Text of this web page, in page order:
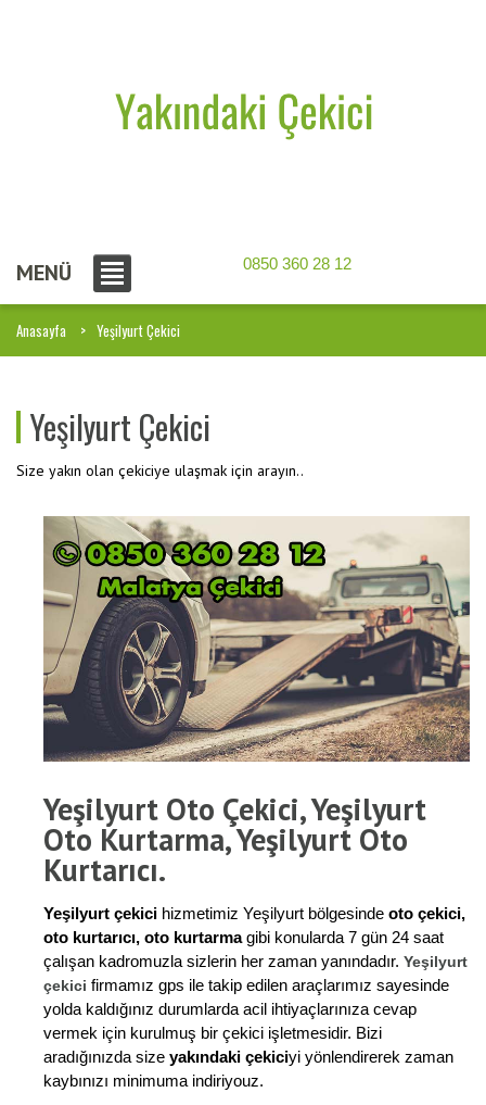
MENÜ 0850 360 28 12
Anasayfa Yeşilyurt Çekici
Yeşilyurt Çekici
Size yakın olan çekiciye ulaşmak için arayın..
Yeşilyurt Oto Çekici, Yeşilyurt
Oto Kurtarma, Yeşilyurt Oto
Kurtarıcı.
Yeşilyurt çekici hizmetimiz Yeşilyurt bölgesinde oto çekici,
oto kurtarıcı, oto kurtarmagibi konularda 7 gün 24 saat
çalışan kadromuzla sizlerin her zaman yanındadır. Yeşilyurt
çekici firmamız gps ile takip edilen araçlarımız sayesinde
yolda kaldığınız durumlarda acil ihtiyaçlarınıza cevap
vermek için kurulmuş bir çekici işletmesidir. Bizi
aradığınızda size yakındaki çekiciyi yönlendirerek zaman
kaybınızı minimuma indiriyouz.